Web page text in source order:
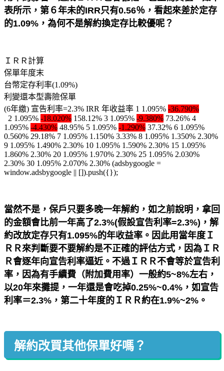
表所示，第６年未的IRR只有0.56％，看起來差於定存
的1.09%，為何不是解約換定存比較優呢？
ＩＲＲ計算
保單年度末
台幣定存利率(1.09%)
利變還本型壽險保單
(6年繳) 宣告利率=2.3% IRR 年收益率 1 1.095% -36.790%
2 1.095% -18.020% 158.12% 3 1.095% -9.380% 73.26% 4
1.095% -4.430% 48.95% 5 1.095% -1.290% 37.32% 6 1.095%
0.560% 29.18% 7 1.095% 1.150% 3.33% 8 1.095% 1.350% 2.30%
9 1.095% 1.490% 2.30% 10 1.095% 1.590% 2.30% 15 1.095%
1.860% 2.30% 20 1.095% 1.970% 2.30% 25 1.095% 2.030%
2.30% 30 1.095% 2.070% 2.30% (adsbygoogle =
window.adsbygoogle || []).push({});
當然不是，保戶只要多晚一年解約，如之前說明，拿回
的金額會比前一年高了2.3%(假設宣告利率=2.3%)，解
約改放定存只有1.095%的年收益率。因此用當年度Ｉ
ＲＲ來判斷要不要解約是不正確的評估方式，因為ＩＲ
Ｒ會逐年向宣告利率逼近。不過ＩＲＲ不會等於宣告利
率，因為有手續費（附加費用率）一般約5~8%左右，
以20年來攤提，一年還是會吃掉0.25%~0.4%，如宣告
利率＝2.3%，第二十年度的ＩＲＲ約在1.9%~2%。
解約改買其他保單好嗎？